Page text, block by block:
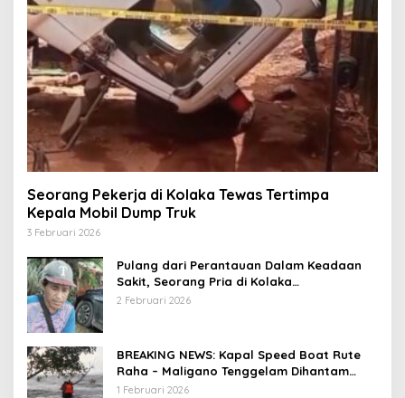
Seorang Pekerja di Kolaka Tewas Tertimpa
Kepala Mobil Dump Truk
3 Februari 2026
Pulang dari Perantauan Dalam Keadaan
Sakit, Seorang Pria di Kolaka
Diterlantarkan Istri
2 Februari 2026
BREAKING NEWS: Kapal Speed Boat Rute
Raha – Maligano Tenggelam Dihantam
Angin dan Ombak Tinggi
1 Februari 2026